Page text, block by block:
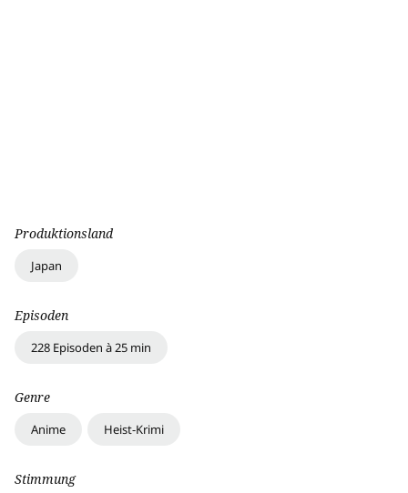
Produktionsland
Japan
Episoden
228 Episoden à 25 min
Genre
Anime Heist-Krimi
Stimmung